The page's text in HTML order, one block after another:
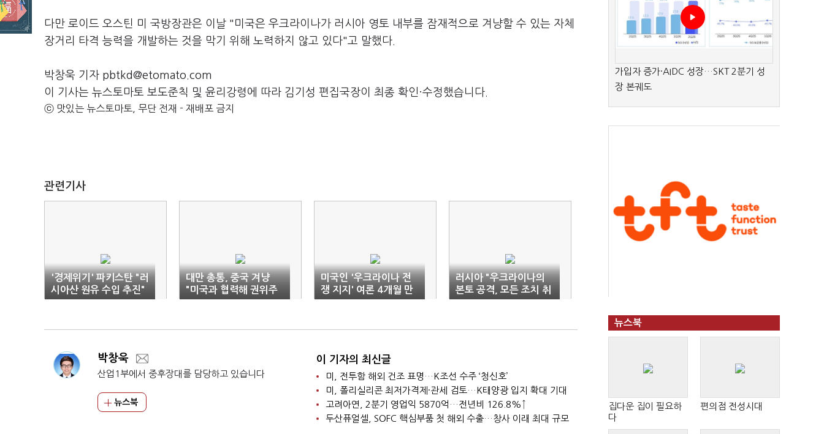
다만 로이드 오스틴 미 국방장관은 이날 "미국은 우크라이나가 러시아 영토 내부를 잠재적으로 겨냥할 수 있는 자체
장거리 타격 능력을 개발하는 것을 막기 위해 노력하지 않고 있다"고 말했다.
박창욱 기자 pbtkd@etomato.com
이 기사는 뉴스토마토 보도준칙 및 윤리강령에 따라 김기성 편집국장이 최종 확인·수정했습니다.
ⓒ 맛있는 뉴스토마토, 무단 전재 - 재배포 금지
관련기사
'경제위기' 파키스탄 "러
시아산 원유 수입 추진"
대만 총통, 중국 겨냥
"미국과 협력해 권위주
의 확산 억제할 것"
미국인 '우크라이나 전
쟁 지지' 여론 4개월 만
에 10% 하락
러시아 "우크라이나의
본토 공격, 모든 조치 취
하겠다"
박창욱
산업1부에서 중후장대를 담당하고 있습니다
뉴스북
이 기자의 최신글
미, 전투함 해외 건조 표명…K조선 수주 ‘청신호’
미, 폴리실리콘 최저가격제·관세 검토…K태양광 입지 확대 기대
고려아연, 2분기 영업익 5870억…전년비 126.8%↑
두산퓨얼셀, SOFC 핵심부품 첫 해외 수출…창사 이래 최대 규모
가입자 증가·AIDC 성장…SKT 2분기 성
장 본궤도
뉴스북
집다운 집이 필요하
다
편의점 전성시대